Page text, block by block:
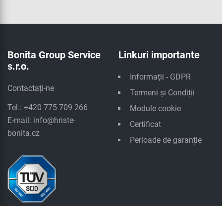
Bonita Group Service
s.r.o.
Contactați-ne
Tel.: +420 775 709 266
E-mail: info@hriste-
bonita.cz
Linkuri importante
Informaţii - GDPR
Termeni și Condiții
Module cookie
Certificat
Perioade de garanție